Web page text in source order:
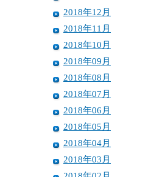
2018年12月
2018年11月
2018年10月
2018年09月
2018年08月
2018年07月
2018年06月
2018年05月
2018年04月
2018年03月